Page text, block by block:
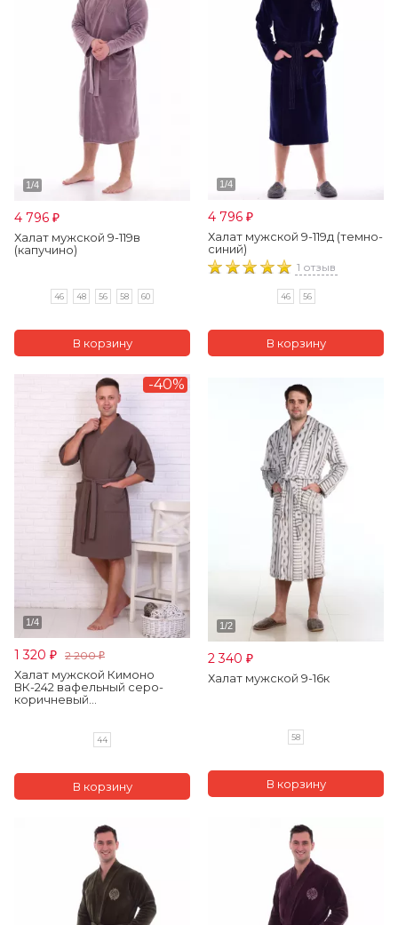
4 796 ₽
Халат мужской 9-119в
(капучино)
46 48 56 58 60
4 796 ₽
Халат мужской 9-119д (темно-
синий)
1 отзыв
46 56
-40%
1 320 ₽ 2 200₽
Халат мужской Кимоно
ВК-242 вафельный серо-
коричневый...
44
2 340 ₽
Халат мужской 9-16к
58